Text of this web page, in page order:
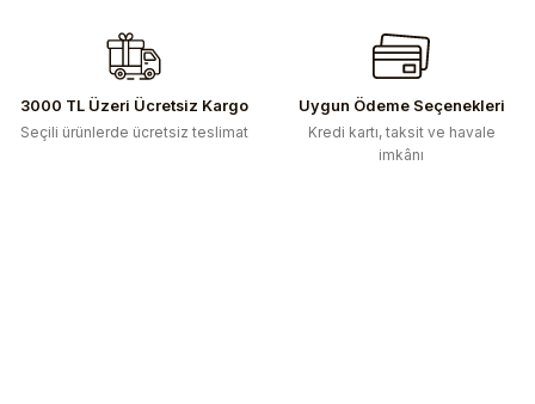
3000 TL Üzeri Ücretsiz Kargo
Seçili ürünlerde ücretsiz teslimat
Uygun Ödeme Seçenekleri
Kredi kartı, taksit ve havale
imkânı